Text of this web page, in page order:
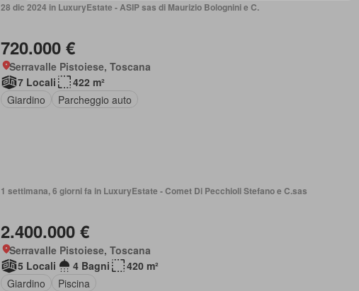
28 dic 2024 in LuxuryEstate - ASIP sas di Maurizio Bolognini e C.
720.000 €
Serravalle Pistoiese, Toscana
7 Locali
422 m²
Giardino
Parcheggio auto
1 settimana, 6 giorni fa in LuxuryEstate - Comet Di Pecchioli Stefano e C.sas
2.400.000 €
Serravalle Pistoiese, Toscana
5 Locali
4 Bagni
420 m²
Giardino
Piscina